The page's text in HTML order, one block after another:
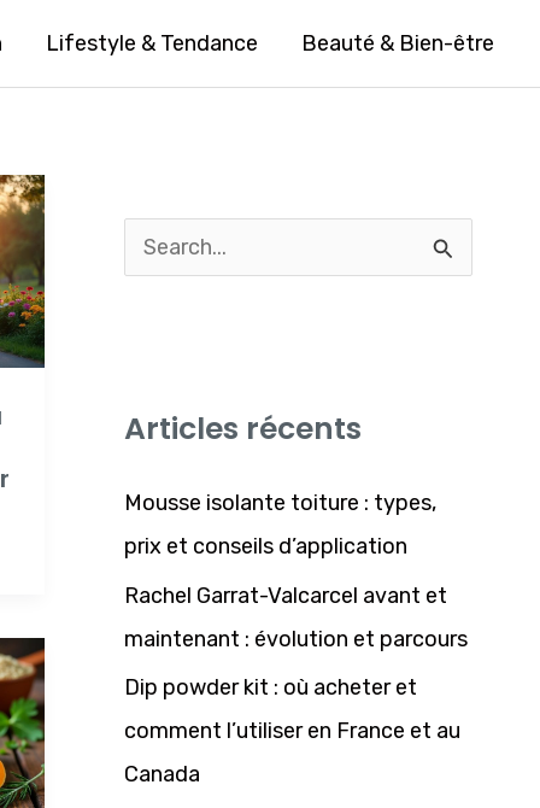
Lifestyle & Tendance Beauté & Bien-être
e
c
h
e
r
:
Articles récents
Mousse isolante toiture : types,
prix et conseils d’application
Rachel Garrat-Valcarcel avant et
maintenant : évolution et parcours
Dip powder kit : où acheter et
comment l’utiliser en France et au
Canada